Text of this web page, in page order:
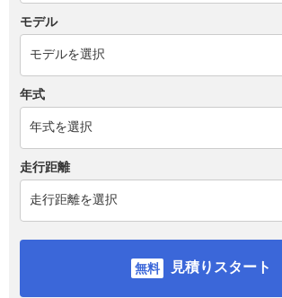
モデル
年式
走行距離
見積りスタート